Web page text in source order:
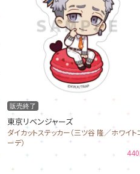
販売終了
東京リベンジャーズ
ダイカットステッカー（三ツ谷 隆／ホワイト
ーデ）